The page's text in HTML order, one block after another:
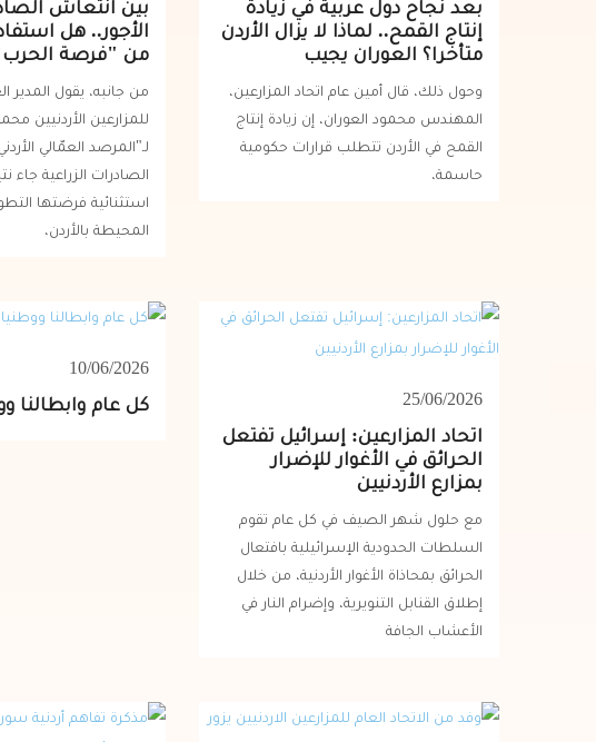
بعد نجاح دول عربية في زيادة
إنتاج القمح.. لماذا لا يزال الأردن
متأخرا؟ العوران يجيب
وحول ذلك، قال أمين عام اتحاد المزارعين،
المهندس محمود العوران، إن زيادة إنتاج
القمح في الأردن تتطلب قرارات حكومية
حاسمة،
بين انتعاش
الأجور.. هل
من "فرصة
من جانبه، يقول المدير
للمزارعين الأردنيين
لـ"المرصد العمّالي
الصادرات الزراعية جاء
استثنائية فرضتها
المحيطة بالأردن،
25/06/2026
اتحاد المزارعين: إسرائيل تفتعل
الحرائق في الأغوار للإضرار
بمزارع الأردنيين
مع حلول شهر الصيف في كل عام تقوم
السلطات الحدودية الإسرائيلية بافتعال
الحرائق بمحاذاة الأغوار الأردنية، من خلال
إطلاق القنابل التنويرية، وإضرام النار في
الأعشاب الجافة
10/06/2026
كل عام وابطالنا